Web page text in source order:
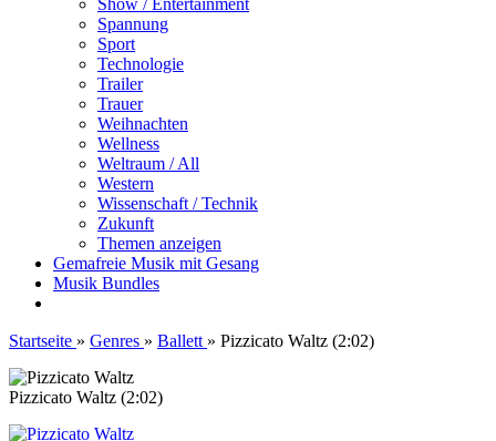
Show / Entertainment
Spannung
Sport
Technologie
Trailer
Trauer
Weihnachten
Wellness
Weltraum / All
Western
Wissenschaft / Technik
Zukunft
Themen anzeigen
Gemafreie Musik mit Gesang
Musik Bundles
Startseite » Genres » Ballett » Pizzicato Waltz (2:02)
Pizzicato Waltz (2:02)